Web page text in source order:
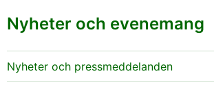
Nyheter och evenemang
Nyheter och pressmeddelanden